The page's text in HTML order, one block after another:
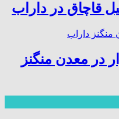
در معدن منگنز